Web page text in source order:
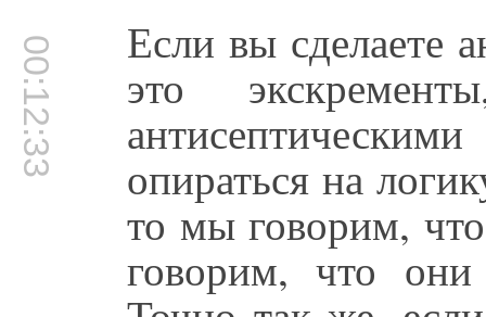
00:12:33 Если вы сделаете
это
опираться на
то мы говорим,
говорим, что